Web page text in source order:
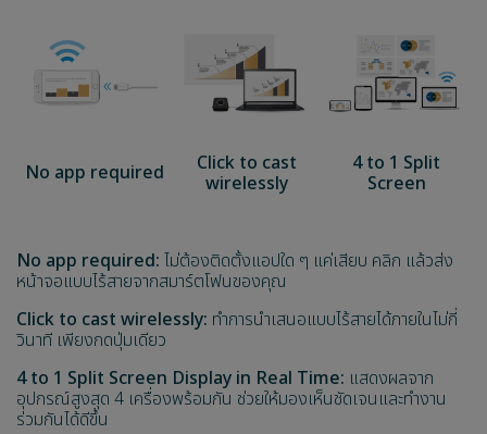
No app required Click to cast
wirelessly
4 to 1 Split
Screen
No app required: ไม่ต้องติดตั้งแอปใด ๆ แค่เสียบ คลิก แล้วส่ง
หน้าจอแบบไร้สายจากสมาร์ตโฟนของคุณ
Click to cast wirelessly: ทำการนำเสนอแบบไร้สายได้ภายในไม่กี่
วินาที เพียงกดปุ่มเดียว
4 to 1 Split Screen Display in Real Time: แสดงผลจาก
อุปกรณ์สูงสุด 4 เครื่องพร้อมกัน ช่วยให้มองเห็นชัดเจนและทำงาน
ร่วมกันได้ดีขึ้น